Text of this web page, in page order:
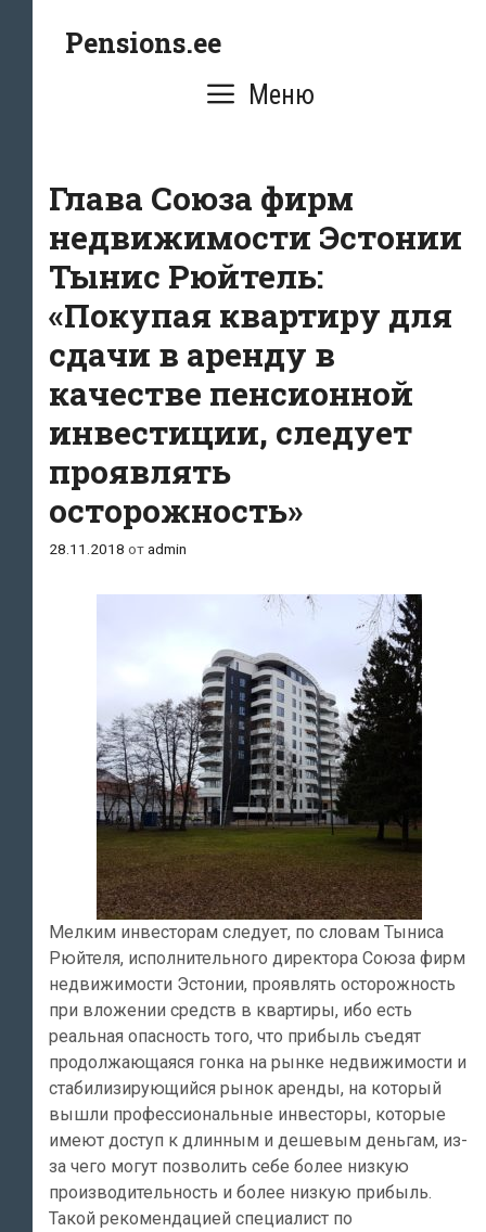
Pensions.ee
Меню
Глава Союза фирм
недвижимости Эстонии
Тынис Рюйтель:
«Покупая квартиру для
сдачи в аренду в
качестве пенсионной
инвестиции, следует
проявлять
осторожность»
28.11.2018 отadmin
Мелким инвесторам следует, по словам Тыниса
Рюйтеля, исполнительного директора Союза фирм
недвижимости Эстонии, проявлять осторожность
при вложении средств в квартиры, ибо есть
реальная опасность того, что прибыль съедят
продолжающаяся гонка на рынке недвижимости и
стабилизирующийся рынок аренды, на который
вышли профессиональные инвесторы, которые
имеют доступ к длинным и дешевым деньгам, из-
за чего могут позволить себе более низкую
производительность и более низкую прибыль.
Такой рекомендацией специалист по